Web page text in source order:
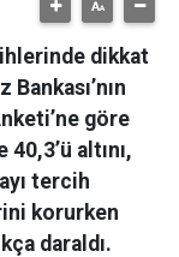
dikkat
göre
altını,
tercih
korurken
daraldı.